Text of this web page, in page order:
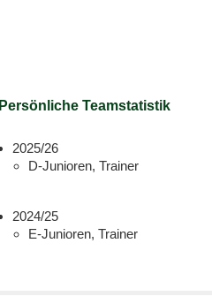
Persönliche Teamstatistik
2025/26
D-Junioren, Trainer
2024/25
E-Junioren, Trainer